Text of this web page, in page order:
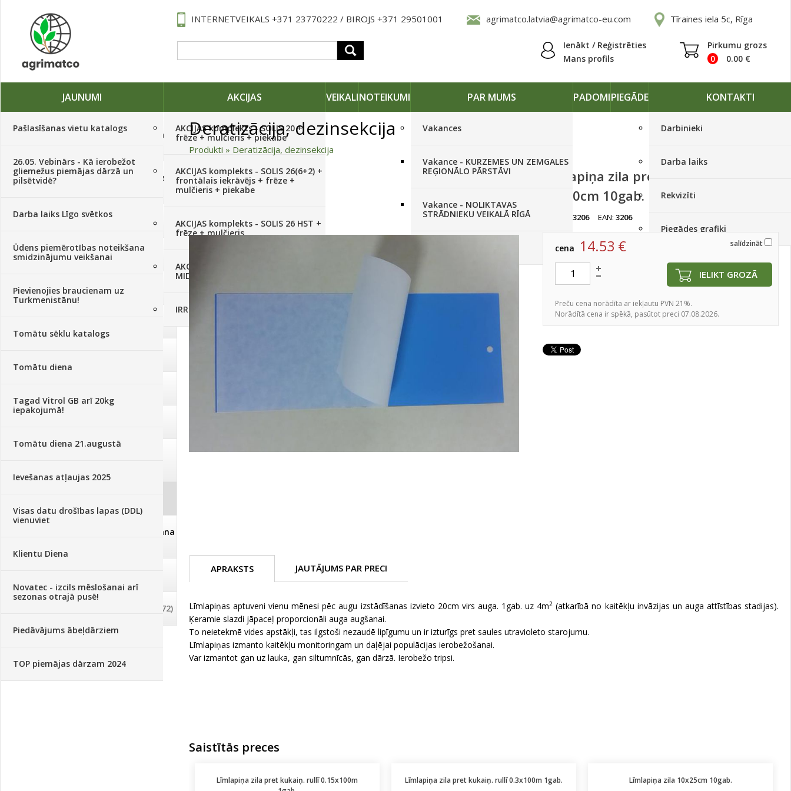
INTERNETVEIKALS +371 23770222 / BIROJS +371 29501001 agrimatco.latvia@agrimatco-eu.com Tīraines iela 5c, Rīga
Ienākt / Reģistrēties
Mans profils
Pirkumu grozs
0
0.00 €
JAUNUMI
Pašlasīšanas vietu katalogs
26.05. Vebinārs - Kā ierobežot
gliemežus piemājas dārzā un
pilsētvidē?
Darba laiks Līgo svētkos
Ūdens piemērotības noteikšana
smidzinājumu veikšanai
Pievienojies braucienam uz
Turkmenistānu!
Tomātu sēklu katalogs
Tomātu diena
Tagad Vitrol GB arī 20kg
iepakojumā!
Tomātu diena 21.augustā
Ievešanas atļaujas 2025
Visas datu drošības lapas (DDL)
vienuviet
Klientu Diena
Novatec - izcils mēslošanai arī
sezonas otrajā pusē!
Piedāvājums ābeļdārziem
TOP piemājas dārzam 2024
AKCIJAS
AKCIJAS komplekts - SOLIS 20 +
frēze + mulčieris + piekabe
AKCIJAS komplekts - SOLIS 26(6+2) +
frontālais iekrāvējs + frēze +
mulčieris + piekabe
AKCIJAS komplekts - SOLIS 26 HST +
frēze + mulčieris
AKCIJAS komplekts - SOLIS 26 HST +
MID MOWER + piekabe
IRRITEC Pilienlaistīšanas komplekti
VEIKALINOTEIKUMI PAR MUMS
Vakances
Vakance - KURZEMES UN ZEMGALES
REĢIONĀLO PĀRSTĀVI
Vakance - NOLIKTAVAS
STRĀDNIEKU VEIKALĀ RĪGĀ
PADOMIPIEGĀDE KONTAKTI
Darbinieki
Darba laiks
Rekvizīti
Piegādes grafiki
Traktori, tehnika, rezerves daļas,
Sēklas, sīpoli, ķiploki, sīpolpuķes,
kartupeļi
Augu aizsardzība(366)
Mēslojumi(495)
Augsne, kūdra, mulča
Dezinfekcija, tīrīšana, mazgāšana
(72)
Deratizācija, dezinsekcija
Produkti » Deratizācija, dezinsekcija
Līmlapiņa zila pret kukaiņiem
25x40cm 10gab.
artikuls:3206 EAN:3206
salīdzināt
cena 14.53 €
IELIKT GROZĀ
Preču cena norādīta ar iekļautu PVN 21%.
Norādītā cena ir spēkā, pasūtot preci 07.08.2026.
APRAKSTS JAUTĀJUMS PAR PRECI
Līmlapiņas aptuveni vienu mēnesi pēc augu izstādīšanas izvieto 20cm virs auga. 1gab. uz 4m2 (atkarībā no kaitēkļu invāzijas un auga attīstības stadijas).
Ķeramie slazdi jāpaceļ proporcionāli auga augšanai.
To neietekmē vides apstākļi, tas ilgstoši nezaudē lipīgumu un ir izturīgs pret saules utravioleto starojumu.
Līmlapiņas izmanto kaitēkļu monitoringam un daļējai populācijas ierobežošanai.
Var izmantot gan uz lauka, gan siltumnīcās, gan dārzā. Ierobežo tripsi.
Saistītās preces
Līmlapiņa zila pret kukaiņ. rullī 0.15x100m
Līmlapiņa zila pret kukaiņ. rullī 0.3x100m 1gab. Līmlapiņa zila 10x25cm 10gab.